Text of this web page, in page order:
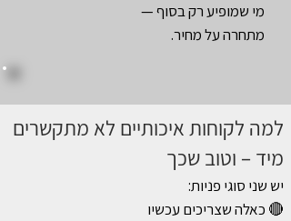
מי שמופיע רק בסוף —
מתחרה על מחיר.
למה לקוחות איכותיים לא מתקשרים
מיד – וטוב שכך
יש שני סוגי פניות:
🔴 כאלה שצריכים עכשיו